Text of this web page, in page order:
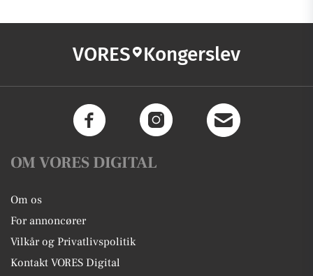
VORES Kongerslev
OM VORES DIGITAL
Om os
For annoncører
Vilkår og Privatlivspolitik
Kontakt VORES Digital